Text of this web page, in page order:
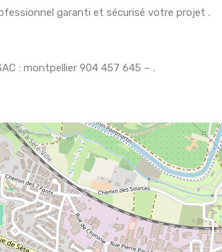
garanti et sécurisé votre projet .
: montpellier 904 457 645 – .